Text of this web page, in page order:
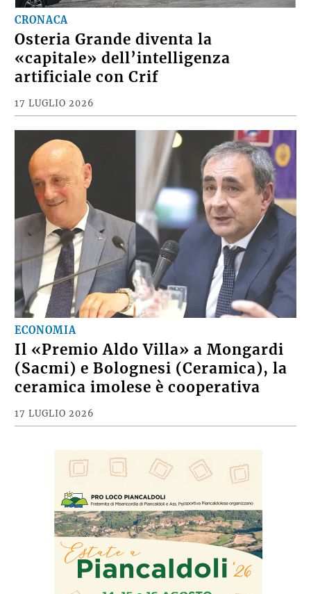
CRONACA
Osteria Grande diventa la
«capitale» dell’intelligenza
artificiale con Crif
17 LUGLIO 2026
ECONOMIA
Il «Premio Aldo Villa» a Mongardi
(Sacmi) e Bolognesi (Ceramica), la
ceramica imolese è cooperativa
17 LUGLIO 2026